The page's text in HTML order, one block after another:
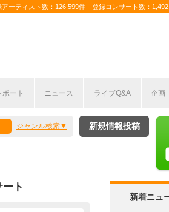
アーティスト数：126,599件 登録コンサート数：
ポート ニュース ライブQ&A 企画
ジャンル検索 新規情報投稿
ト
新着ニュ